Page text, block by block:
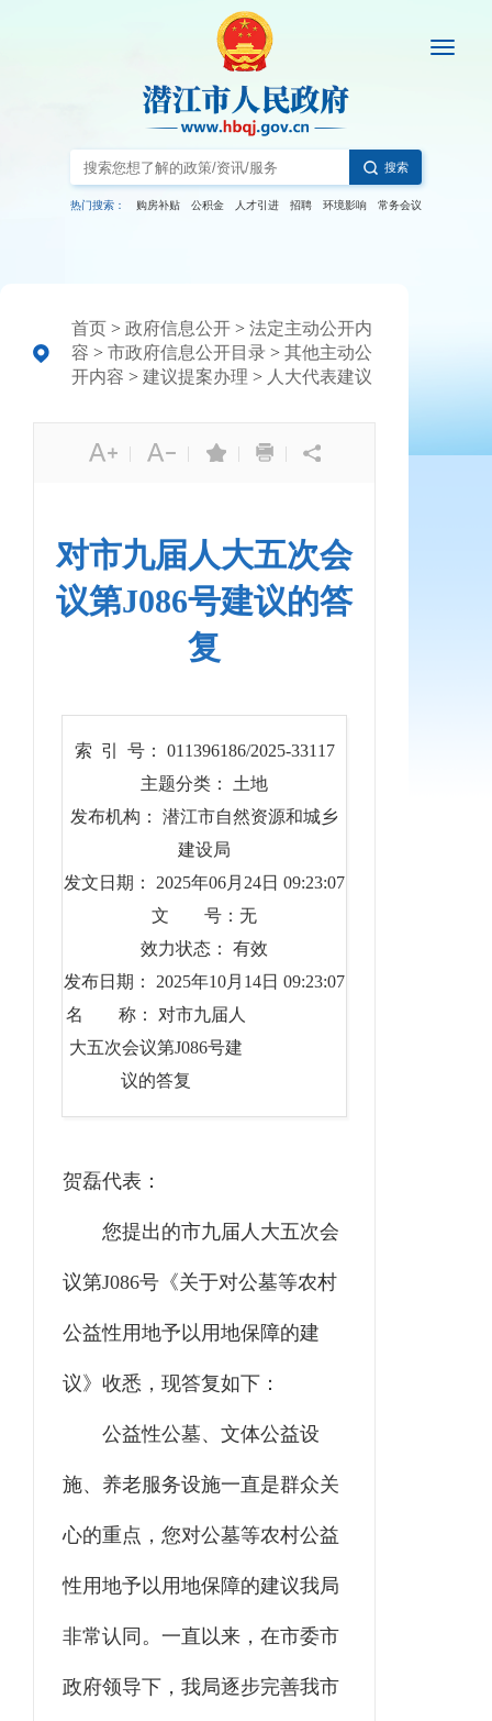
搜索
热门搜索： 购房补贴 公积金 人才引进 招聘 环境影响 常务会议
首页 > 政府信息公开 > 法定主动公开内
容 > 市政府信息公开目录 > 其他主动公
开内容 > 建议提案办理 > 人大代表建议
| | | |
对市九届人大五次会
议第J086号建议的答
复
索 引 号： 011396186/2025-33117
主题分类： 土地
发布机构： 潜江市自然资源和城乡
建设局
发文日期： 2025年06月24日 09:23:07
文 号：无
效力状态： 有效
发布日期： 2025年10月14日 09:23:07
名 称： 对市九届人
大五次会议第J086号建
议的答复
贺磊代表：
您提出的市九届人大五次会
议第J086号《关于对公墓等农村
公益性用地予以用地保障的建
议》收悉，现答复如下：
公益性公墓、文体公益设
施、养老服务设施一直是群众关
心的重点，您对公墓等农村公益
性用地予以用地保障的建议我局
非常认同。一直以来，在市委市
政府领导下，我局逐步完善我市